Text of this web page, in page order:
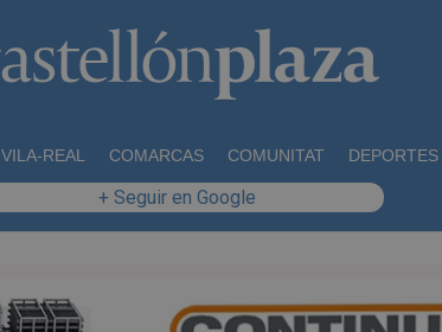
VILA-REAL COMARCAS COMUNITAT DEPORTES
+ Seguir en Google